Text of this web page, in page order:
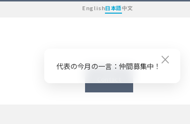
English日本語中文
×
代表の今月の一言：仲間募集中！